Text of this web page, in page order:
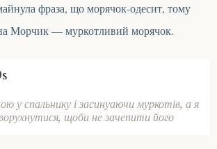
фраза, що морячок-одесит, тому
на Морчик — муркотливий морячок.
у спальнику і засинуаючи муркотів, а я
щоби не зачепити його